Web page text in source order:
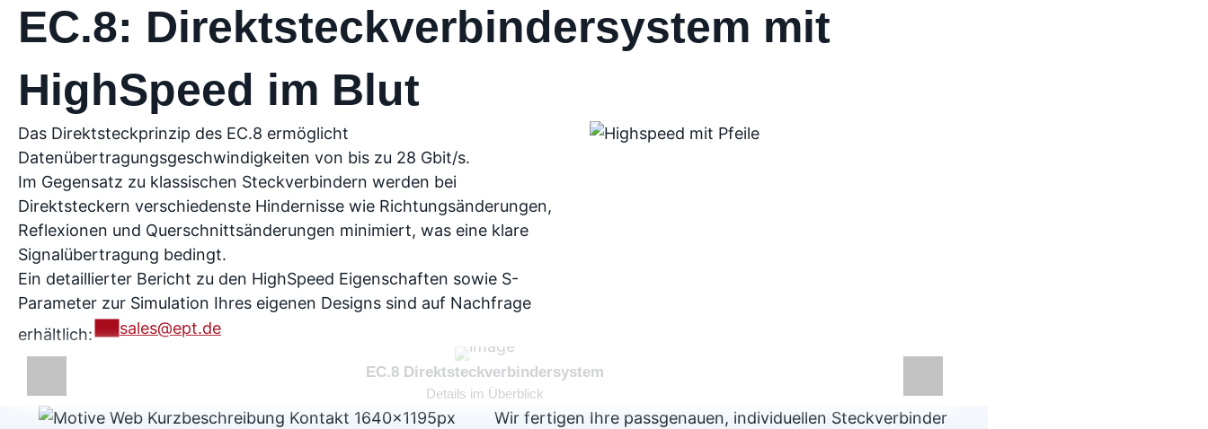
EC.8: Direktsteckverbindersystem mit
HighSpeed im Blut
Das Direktsteckprinzip des EC.8 ermöglicht
Datenübertragungsgeschwindigkeiten von bis zu 28 Gbit/s.
Im Gegensatz zu klassischen Steckverbindern werden bei
Direktsteckern verschiedenste Hindernisse wie Richtungsänderungen,
Reflexionen und Querschnittsänderungen minimiert, was eine klare
Signalübertragung bedingt.
Ein detaillierter Bericht zu den HighSpeed Eigenschaften sowie S-
Parameter zur Simulation Ihres eigenen Designs sind auf Nachfrage
erhältlich:
sales@ept.de
EC.8 Direktsteckverbindersystem
Details im Überblick
Wir fertigen Ihre passgenauen, individuellen Steckverbinder